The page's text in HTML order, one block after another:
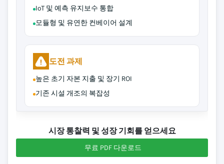
IoT 및 예측 유지보수 통합
모듈형 및 유연한 컨베이어 설계
도전 과제
높은 초기 자본 지출 및 장기 ROI
기존 시설 개조의 복잡성
시장 통찰력 및 성장 기회를 얻으세요
무료 PDF 다운로드